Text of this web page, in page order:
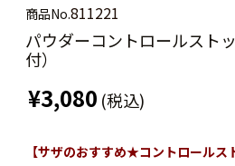
商品No.811221
パウダーコントロールスト
付）
¥3,080 (税込)
【サザのおすすめ★コントロールス